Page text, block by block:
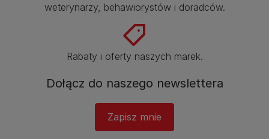
weterynarzy, behawiorystów i doradców.​
Rabaty i oferty naszych marek.​
Dołącz do naszego newslettera
Zapisz mnie